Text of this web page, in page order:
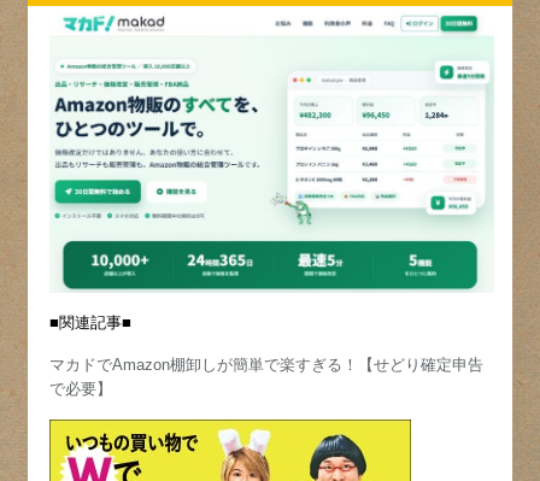
■関連記事■
マカドでAmazon棚卸しが簡単で楽すぎる！【せどり確定申告
で必要】